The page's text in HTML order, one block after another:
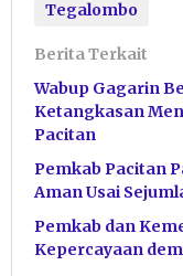
Tegalombo
Berita Terkait
Wabup Gagarin
Ketangkasan
Pacitan
Pemkab Pacitan
Aman Usai
Pemkab dan
Kepercayaan